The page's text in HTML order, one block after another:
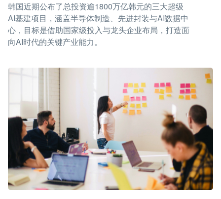
韩国近期公布了总投资逾1800万亿韩元的三大超级
AI基建项目，涵盖半导体制造、先进封装与AI数据中
心，目标是借助国家级投入与龙头企业布局，打造面
向AI时代的关键产业能力。